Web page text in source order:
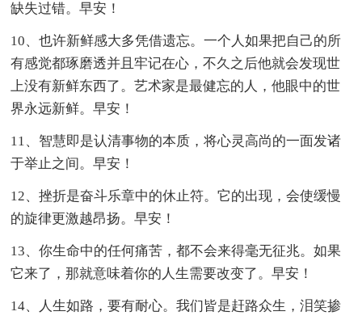
缺失过错。早安！
10、也许新鲜感大多凭借遗忘。一个人如果把自己的所
有感觉都琢磨透并且牢记在心，不久之后他就会发现世
上没有新鲜东西了。艺术家是最健忘的人，他眼中的世
界永远新鲜。早安！
11、智慧即是认清事物的本质，将心灵高尚的一面发诸
于举止之间。早安！
12、挫折是奋斗乐章中的休止符。它的出现，会使缓慢
的旋律更激越昂扬。早安！
13、你生命中的任何痛苦，都不会来得毫无征兆。如果
它来了，那就意味着你的人生需要改变了。早安！
14、人生如路，要有耐心。我们皆是赶路众生，泪笑掺